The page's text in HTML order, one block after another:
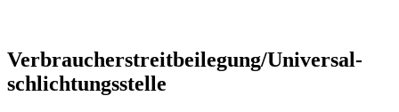
Verbraucher­streit­beilegung/Universal­
schlichtungs­stelle